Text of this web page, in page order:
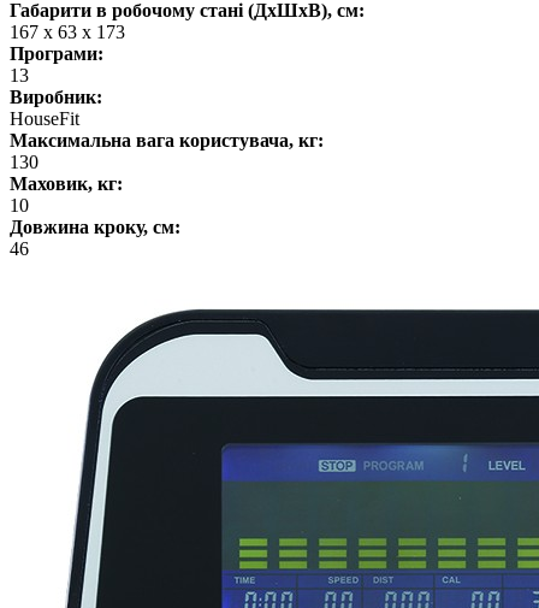
Габарити в робочому стані (ДхШхВ), см:
167 х 63 х 173
Програми:
13
Виробник:
HouseFit
Максимальна вага користувача, кг:
130
Маховик, кг:
10
Довжина кроку, см:
46